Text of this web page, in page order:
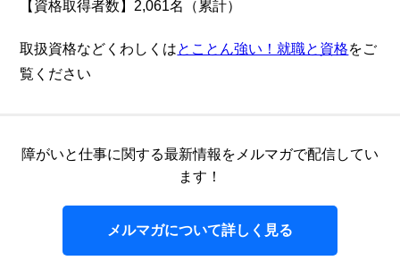
【資格取得者数】2,061名（累計）
取扱資格などくわしくはとことん強い！就職と資格をご
覧ください
障がいと仕事に関する最新情報をメルマガで配信してい
ます！
メルマガについて詳しく見る